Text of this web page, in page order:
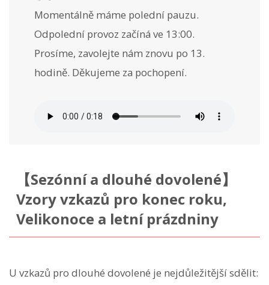
Momentálně máme polední pauzu.
Odpolední provoz začíná ve 13:00.
Prosíme, zavolejte nám znovu po 13.
hodině. Děkujeme za pochopení.
【Sezónní a dlouhé dovolené】
Vzory vzkazů pro konec roku,
Velikonoce a letní prázdniny
U vzkazů pro dlouhé dovolené je nejdůležitější sdělit: